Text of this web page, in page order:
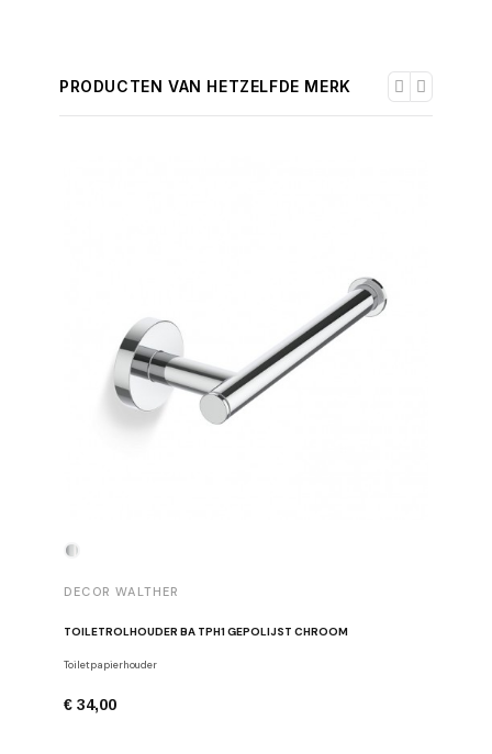
PRODUCTEN VAN HETZELFDE MERK
DECOR WALTHER
TOILETROLHOUDER BA TPH1 GEPOLIJST CHROOM
Toiletpapierhouder
€ 34,00